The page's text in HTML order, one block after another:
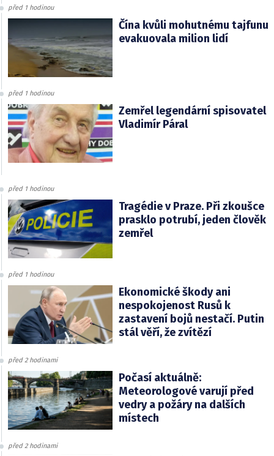
před 1 hodinou
Čína kvůli mohutnému tajfunu
evakuovala milion lidí
před 1 hodinou
Zemřel legendární spisovatel
Vladimír Páral
před 1 hodinou
Tragédie v Praze. Při zkoušce
prasklo potrubí, jeden člověk
zemřel
před 1 hodinou
Ekonomické škody ani
nespokojenost Rusů k
zastavení bojů nestačí. Putin
stál věří, že zvítězí
před 2 hodinami
Počasí aktuálně:
Meteorologové varují před
vedry a požáry na dalších
místech
před 2 hodinami